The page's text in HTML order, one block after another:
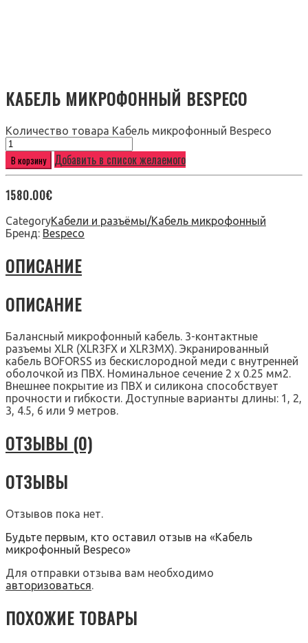
КАБЕЛЬ МИКРОФОННЫЙ BESPECO
Количество товара Кабель микрофонный Bespeco
В корзину Добавить в список желаемого
1580.00€
CategoryКабели и разъёмы/Кабель микрофонный
Бренд: Bespeco
ОПИСАНИЕ
ОПИСАНИЕ
Балансный микрофонный кабель. 3-контактные
разъемы XLR (XLR3FX и XLR3MX). Экранированный
кабель BOFORSS из бескислородной меди с внутренней
оболочкой из ПВХ. Номинальное сечение 2 x 0.25 мм2.
Внешнее покрытие из ПВХ и силикона способствует
прочности и гибкости. Доступные варианты длины: 1, 2,
3, 4.5, 6 или 9 метров.
ОТЗЫВЫ (0)
ОТЗЫВЫ
Отзывов пока нет.
Будьте первым, кто оставил отзыв на «Кабель
микрофонный Bespeco»
Для отправки отзыва вам необходимо
авторизоваться.
ПОХОЖИЕ ТОВАРЫ